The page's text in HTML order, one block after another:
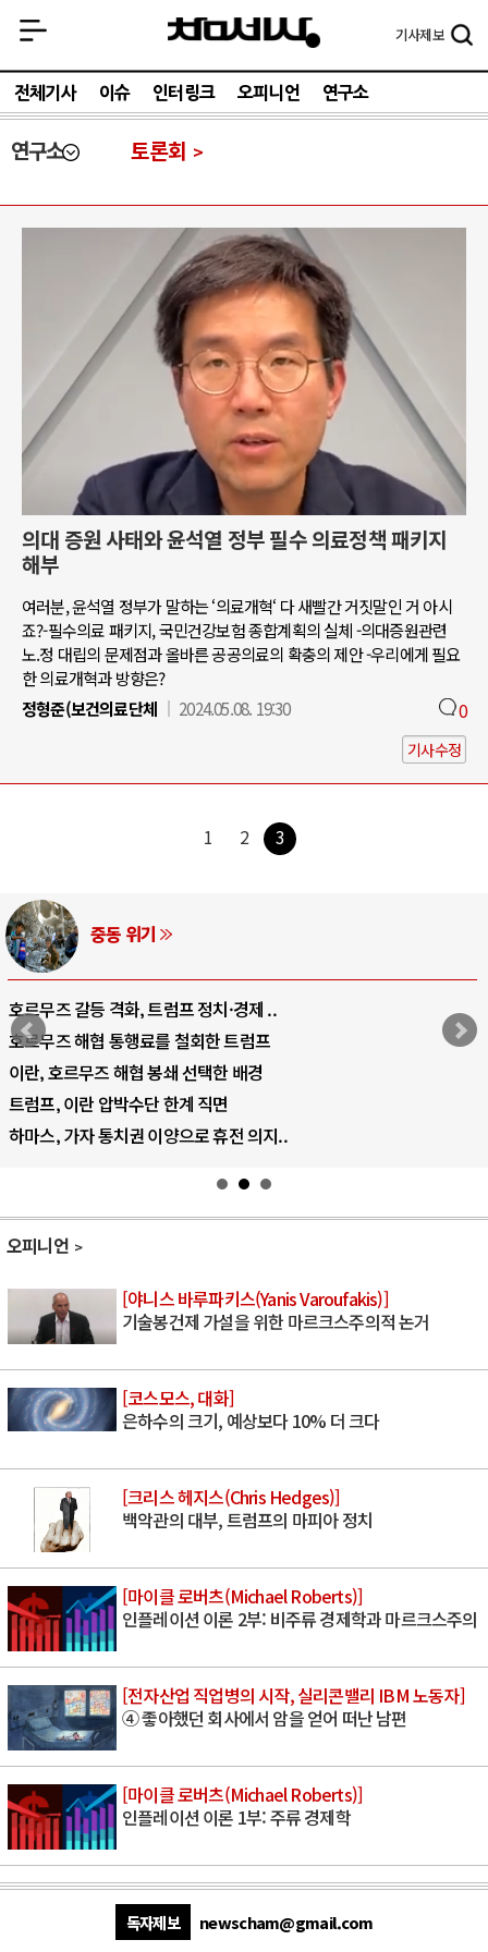
기사제보
전체기사 이슈 인터링크 오피니언 연구소
연구소 토론회
의대 증원 사태와 윤석열 정부 필수 의료정책 패키지
해부
여러분, 윤석열 정부가 말하는 ‘의료개혁‘ 다 새빨간 거짓말인 거 아시
죠?-필수의료 패키지, 국민건강보험 종합계획의 실체 -의대증원관련
노.정 대립의 문제점과 올바른 공공의료의 확충의 제안 -우리에게 필요
한 의료개혁과 방향은?
정형준(보건의료단체
2024.05.08. 19:30 0
기사수정
1 2 3
중동 위기
호르무즈 갈등 격화, 트럼프 정치·경제 ..
호르무즈 해협 통행료를 철회한 트럼프
이란, 호르무즈 해협 봉쇄 선택한 배경
트럼프, 이란 압박수단 한계 직면
하마스, 가자 통치권 이양으로 휴전 의지..
오피니언
[야니스 바루파키스(Yanis Varoufakis)]
기술봉건제 가설을 위한 마르크스주의적 논거
[코스모스, 대화]
은하수의 크기, 예상보다 10% 더 크다
[크리스 헤지스(Chris Hedges)]
백악관의 대부, 트럼프의 마피아 정치
[마이클 로버츠(Michael Roberts)]
인플레이션 이론 2부: 비주류 경제학과 마르크스주의
[전자산업 직업병의 시작, 실리콘밸리 IBM 노동자]
④ 좋아했던 회사에서 암을 얻어 떠난 남편
[마이클 로버츠(Michael Roberts)]
인플레이션 이론 1부: 주류 경제학
독자제보
newscham@gmail.com